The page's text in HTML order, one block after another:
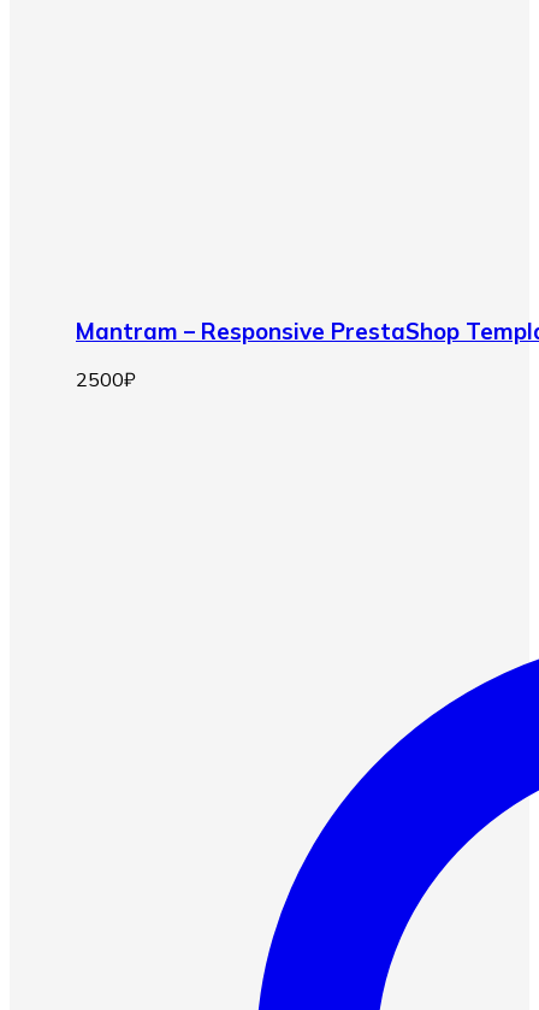
Mantram – Responsive PrestaShop
2500₽